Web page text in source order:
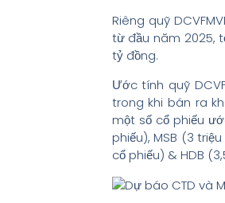
Riêng quỹ
từ đầu năm 2025,
tỷ đồng.
Ước tính quỹ
trong khi bán ra
một số cổ phiếu
phiếu), MSB (3
cổ phiếu) & HDB